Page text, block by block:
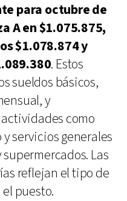
para octubre de
A en $1.075.875,
$1.078.874 y
. Estos
sueldos básicos,
y
como
servicios generales
Las
reflejan el tipo de
puesto.